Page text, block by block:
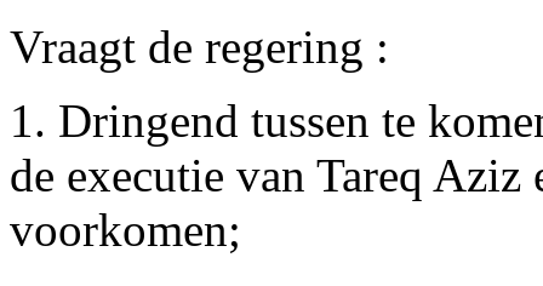
Vraagt de regering :
1. Dringend tussen te
de executie van Tareq
voorkomen;